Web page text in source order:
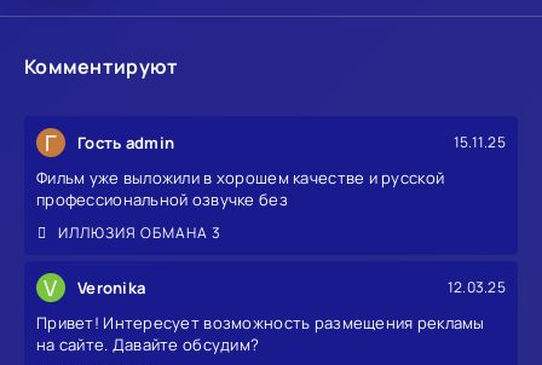
Комментируют
Г Гость admin 15.11.25
Фильм уже выложили в хорошем качестве и русской
профессиональной озвучке без
ИЛЛЮЗИЯ ОБМАНА 3
V Veronika 12.03.25
Привет! Интересует возможность размещения рекламы
на сайте. Давайте обсудим?